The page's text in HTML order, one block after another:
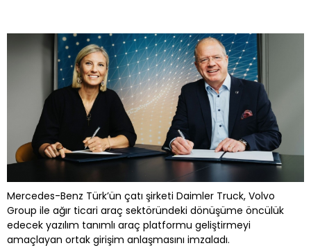
Mercedes-Benz Türk’ün çatı şirketi Daimler Truck, Volvo
Group ile ağır ticari araç sektöründeki dönüşüme öncülük
edecek yazılım tanımlı araç platformu geliştirmeyi
amaçlayan ortak girişim anlaşmasını imzaladı.